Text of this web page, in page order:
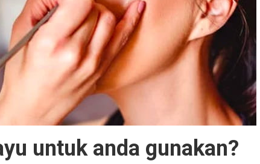
untuk anda gunakan?